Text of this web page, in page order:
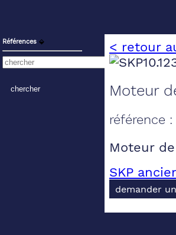
Références ⬙ < retour
Moteur
référence :
Moteur
SKP
demander